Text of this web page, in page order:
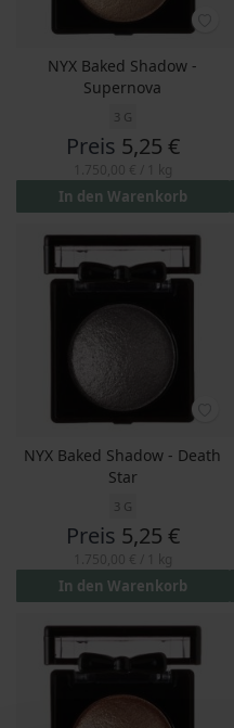
NYX Baked Shadow -
Supernova
3 G
Preis 5,25 €
In den Warenkorb
NYX Baked Shadow - Death
Star
3 G
Preis 5,25 €
In den Warenkorb